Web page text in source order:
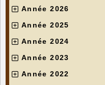
Année 2026
Année 2025
Année 2024
Année 2023
Année 2022